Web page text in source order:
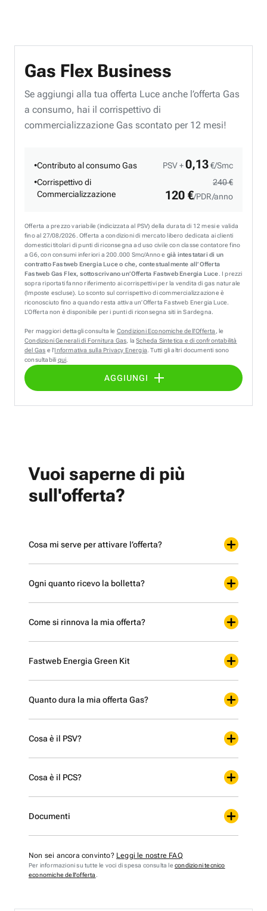
Gas Flex Business
AGGIUNGI
Se aggiungi alla tua offerta Luce anche l’offerta Gas
a consumo, hai il corrispettivo di
commercializzazione Gas scontato per 12 mesi!
•Contributo al consumo Gas PSV +0,13€/Smc
•Corrispettivo di
Commercializzazione
240 €
120 €/PDR/anno
Offerta a prezzo variabile (indicizzata al PSV) della durata di 12 mesi e valida
fino al 27/08/2026. Offerta a condizioni di mercato libero dedicata ai clienti
domestici titolari di punti di riconsegna ad uso civile con classe contatore fino
a G6, con consumi inferiori a 200.000 Smc/Anno e già intestatari di un
contratto Fastweb Energia Luce o che, contestualmente all’Offerta
Fastweb Gas Flex, sottoscrivano un’Offerta Fastweb Energia Luce . I prezzi
sopra riportati fanno riferimento ai corrispettivi per la vendita di gas naturale
(Imposte escluse). Lo sconto sul corrispettivo di commercializzazione è
riconosciuto fino a quando resta attiva un’Offerta Fastweb Energia Luce.
L’Offerta non è disponibile per i punti di riconsegna siti in Sardegna.
Per maggiori dettagli consulta le Condizioni Economiche dell’Offerta
, le
Condizioni Generali di Fornitura Gas , laScheda Sintetica e di confrontabilità
del Gas e l’Informativa sulla Privacy Energia . Tutti gli altri documenti sono
consultabili qui
Vuoi saperne di più
sull'offerta?
Cosa mi serve per attivare l’offerta?
Ogni quanto ricevo la bolletta?
Come si rinnova la mia offerta?
Fastweb Energia Green Kit
Quanto dura la mia offerta Gas?
Cosa è il PSV?
Cosa è il PCS?
Documenti
Non sei ancora convinto? Leggi le nostre FAQ
Per informazioni su tutte le voci di spesa consulta le condizioni tecnico
economiche dell'offerta